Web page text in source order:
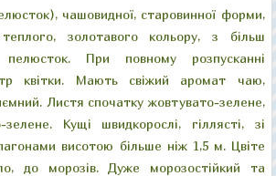
чашовидної, старовинної форми,
золотавого кольору, з більш
При повному розпусканні
квітки. Мають свіжий аромат чаю,
Листя спочатку жовтувато-зелене,
Кущі швидкорослі, гіллясті, зі
висотою більше ніж 1,5 м. Цвіте
до морозів. Дуже морозостійкий та